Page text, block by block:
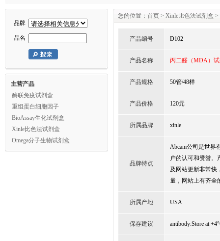
品牌
品名
主营产品
酶联免疫试剂盒
重组蛋白细胞因子
BioAssay生化试剂盒
Xinle比色法试剂盒
Omega分子生物试剂盒
您的位置： 首页 > Xinle比色法试剂盒 >
产品编号 D102
产品名称 丙二醛（MDA）
产品规格 50管/48样
产品价格 120元
所属品牌 xinle
品牌特点
Abcam公司是世界
户的认可和赞誉。
及网站更新非常快
量，网站上有齐全
所属产地 USA
保存建议 antibody:Store at